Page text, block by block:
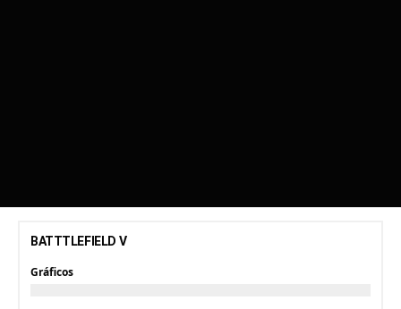
BATTTLEFIELD V
Gráficos